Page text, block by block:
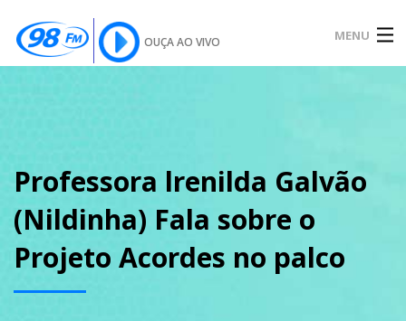
OUÇA AO VIVO MENU
SOBRE
NOTÍCIAS
Professora lrenilda Galvão
(Nildinha) Fala sobre o
Projeto Acordes no palco